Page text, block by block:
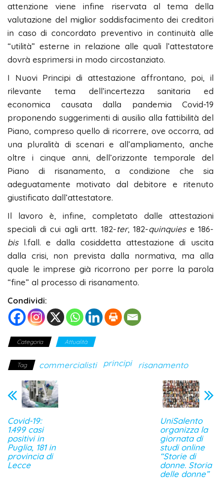
attenzione viene infine riservata al tema della
valutazione del miglior soddisfacimento dei creditori
in caso di concordato preventivo in continuità alle
“utilità” esterne in relazione alle quali l’attestatore
dovrà esprimersi in modo circostanziato.
I Nuovi Principi di attestazione affrontano, poi, il
rilevante tema dell’incertezza sanitaria ed
economica causata dalla pandemia Covid-19
proponendo suggerimenti di ausilio alla fattibilità del
Piano, compreso quello di ricorrere, ove occorra, ad
una pluralità di scenari e all’ampliamento, anche
oltre i cinque anni, dell’orizzonte temporale del
Piano di risanamento, a condizione che sia
adeguatamente motivato dal debitore e ritenuto
giustificato dall’attestatore.
Il lavoro è, infine, completato dalle attestazioni
speciali di cui agli artt. 182-ter, 182-quinquiese 186-
bisl.fall. e dalla cosiddetta attestazione di uscita
dalla crisi, non prevista dalla normativa, ma alla
quale le imprese già ricorrono per porre la parola
“fine” al processo di risanamento.
Condividi:
Categoria Attualità
Tag commercialisti principi risanamento
Covid-19:
1.499 casi
positivi in
Puglia, 181 in
provincia di
Lecce
UniSalento
organizza la
giornata di
studi online
“Storie di
donne. Storia
delle donne”